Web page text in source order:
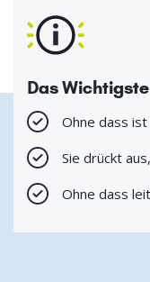
Das
Ohne dass
Sie drückt
Ohne dass